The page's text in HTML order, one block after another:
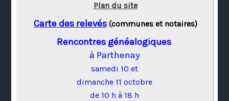
Plan du site
Carte des relevés(communes et notaires)
Rencontres généalogiques
à Parthenay
samedi 10 et
dimanche 11 octobre
de 10 h à 18 h